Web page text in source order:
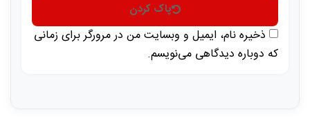
پاک کردن
ذخیره نام، ایمیل و وبسایت من در مرورگر برای زمانی
که دوباره دیدگاهی می‌نویسم.